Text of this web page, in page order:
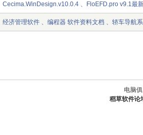
Cecima.WinDesign.v10.0.4 、FloEFD.pro v9.1最
经济管理软件 、编程器 软件资料文档 、轿车导航
电脑
稻草软件论